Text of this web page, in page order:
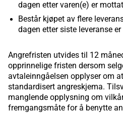
dagen etter varen(e) er
Består kjøpet av flere
dagen etter siste leveranse
Angrefristen utvides til 12
opprinnelige fristen dersom
avtaleinngåelsen opplyser om
standardisert angreskjema.
manglende opplysning om
fremgangsmåte for å benytte